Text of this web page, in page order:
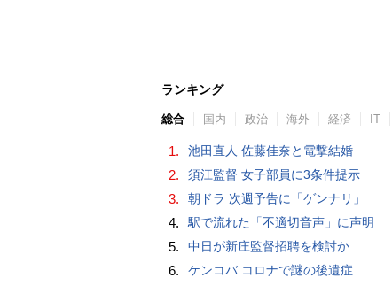
ランキング
総合 国内 政治 海外 経済 IT
1. 池田直人 佐藤佳奈と電撃結婚
2. 須江監督 女子部員に3条件提示
3. 朝ドラ 次週予告に「ゲンナリ」
4. 駅で流れた「不適切音声」に声明
5. 中日が新庄監督招聘を検討か
6. ケンコバ コロナで謎の後遺症